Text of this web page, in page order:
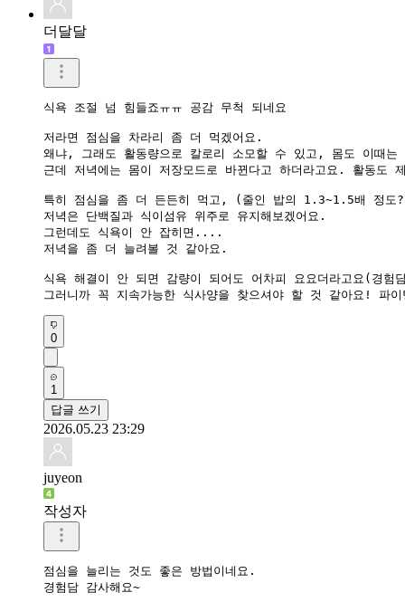
더달달
식욕 조절 넘 힘들죠ㅠㅠ 공감 무척 되네요
저라면 점심을 차라리 좀 더 먹겠어요.
왜냐, 그래도 활동량으로 칼로리 소모할 수 있고, 몸도 이때는
근데 저녁에는 몸이 저장모드로 바뀐다고 하더라고요. 활동도
특히 점심을 좀 더 든든히 먹고, (줄인 밥의 1.3~1.5배 정도
저녁은 단백질과 식이섬유 위주로 유지해보겠어요.
그런데도 식욕이 안 잡히면....
저녁을 좀 더 늘려볼 것 같아요.
식욕 해결이 안 되면 감량이 되어도 어차피 요요더라고요(경험
그러니까 꼭 지속가능한 식사양을 찾으셔야 할 것 같아요! 파이
0
1
답글 쓰기
2026.05.23 23:29
juyeon
작성자
점심을 늘리는 것도 좋은 방법이네요.
경험담 감사해요~